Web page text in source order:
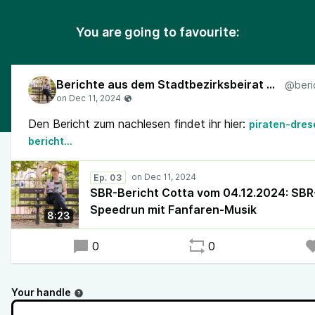
You are going to favourite:
Berichte aus dem Stadtbezirksbeirat Cotta
Den Bericht zum nachlesen findet ihr hier: piraten-
bericht…
8:23
Ep. 03
SBR-Bericht Cotta vom 04.12.2024:
Speedrun mit Fanfaren-Musik
0 0
Your handle